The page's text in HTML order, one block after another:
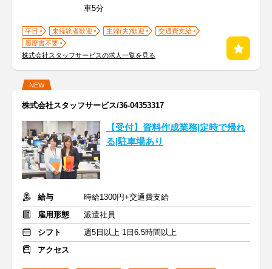
車5分
平日 未経験者歓迎 主婦(夫)歓迎
交通費支給
履歴書不要
株式会社スタッフサービスの求人一覧を見る
NEW
株式会社スタッフサービス/36-04353317
【受付】資料作成業務|定時で帰れ
る|駐車場あり
給与
時給1300円+交通費支給
雇用形態
派遣社員
シフト
週5日以上 1日6.5時間以上
アクセス